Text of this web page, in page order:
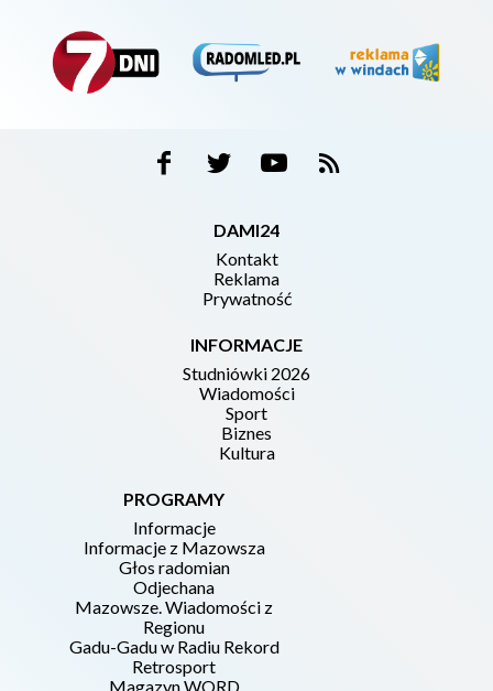
DAMI24
Kontakt
Reklama
Prywatność
INFORMACJE
Studniówki 2026
Wiadomości
Sport
Biznes
Kultura
PROGRAMY
Informacje
Informacje z Mazowsza
Głos radomian
Odjechana
Mazowsze. Wiadomości z
Regionu
Gadu-Gadu w Radiu Rekord
Retrosport
Magazyn WORD